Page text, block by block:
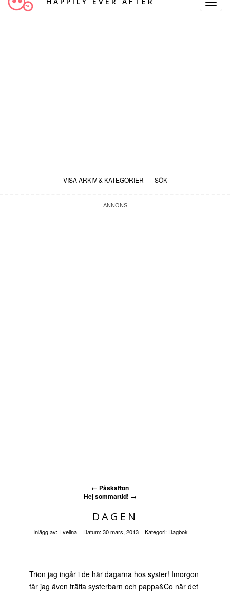
Toggle
VISA ARKIV & KATEGORIER | SÖK
← Påskafton
Hej sommartid! →
DAGEN
Inlägg av: Evelina Datum:30 mars, 2013 Kategori: Dagbok
Trion jag ingår i de här dagarna hos syster! Imorgon
får jag även träffa systerbarn och pappa&Co när det